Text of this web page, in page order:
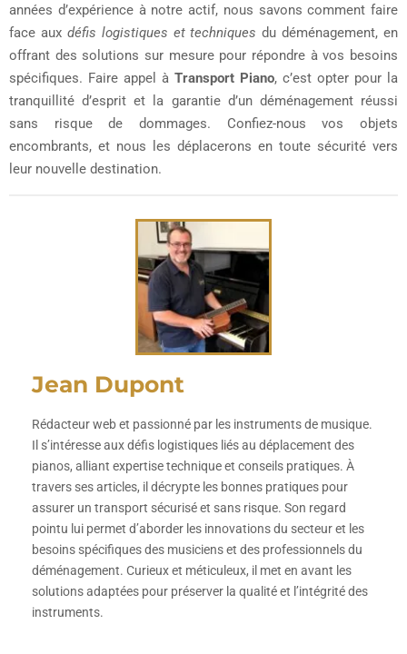
années d’expérience à notre actif, nous savons comment faire
face aux défis logistiques et techniques du déménagement, en
offrant des solutions sur mesure pour répondre à vos besoins
spécifiques. Faire appel à Transport Piano, c’est opter pour la
tranquillité d’esprit et la garantie d’un déménagement réussi
sans risque de dommages. Confiez-nous vos objets
encombrants, et nous les déplacerons en toute sécurité vers
leur nouvelle destination.
Jean Dupont
Rédacteur web et passionné par les instruments de musique.
Il s’intéresse aux défis logistiques liés au déplacement des
pianos, alliant expertise technique et conseils pratiques. À
travers ses articles, il décrypte les bonnes pratiques pour
assurer un transport sécurisé et sans risque. Son regard
pointu lui permet d’aborder les innovations du secteur et les
besoins spécifiques des musiciens et des professionnels du
déménagement. Curieux et méticuleux, il met en avant les
solutions adaptées pour préserver la qualité et l’intégrité des
instruments.